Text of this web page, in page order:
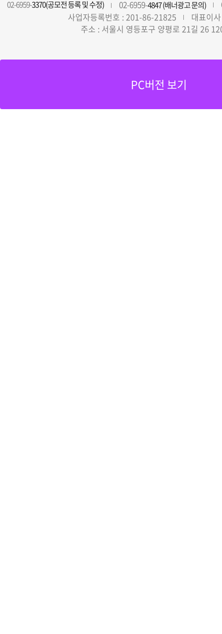
02-6959-3370(공모전 등록 및 수정) 02-6959-4847 (배너광고 문의)
사업자등록번호 : 201-86-21825
대표이
주소 : 서울시 영등포구 양평로 21길 26
PC버전 보기